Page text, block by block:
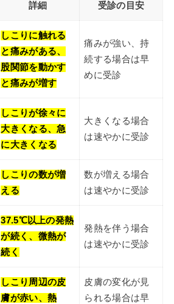
詳細 受診の目安
しこりに触れる
と痛みがある、
股関節を動かす
と痛みが増す
痛みが強い、持
続する場合は早
めに受診
しこりが徐々に
大きくなる、急
に大きくなる
大きくなる場合
は速やかに受診
しこりの数が増
える
数が増える場合
は速やかに受診
37.5℃以上の発熱
が続く、微熱が
続く
発熱を伴う場合
は速やかに受診
しこり周辺の皮
膚が赤い、熱
皮膚の変化が見
られる場合は早